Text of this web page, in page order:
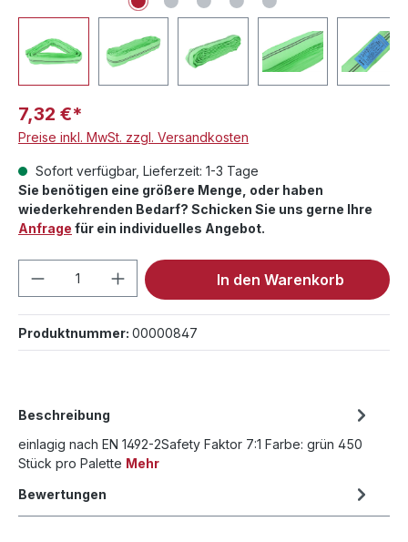
7,32 €*
Preise inkl. MwSt. zzgl. Versandkosten
Sofort verfügbar, Lieferzeit: 1-3 Tage
Sie benötigen eine größere Menge, oder haben
wiederkehrenden Bedarf? Schicken Sie uns gerne Ihre
Anfrage für ein individuelles Angebot.
Produkt Anzahl: Gib denIn den Warenkorb
Produktnummer: 00000847
Beschreibung
einlagig nach EN 1492-2Safety Faktor 7:1 Farbe: grün 450
Stück pro Palette Mehr
Bewertungen